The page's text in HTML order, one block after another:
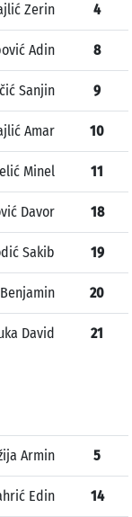
Zerin 4
Adin 8
Sanjin 9
Amar 10
Minel 11
Davor 18
Sakib 19
20
David 21
Armin 5
Edin 14